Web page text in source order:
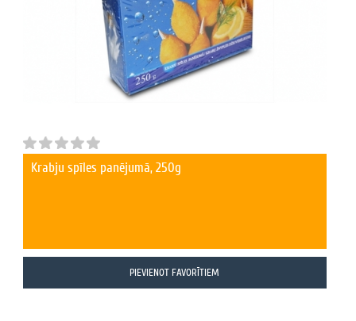
Krabju spīles panējumā, 250g
PIEVIENOT FAVORĪTIEM